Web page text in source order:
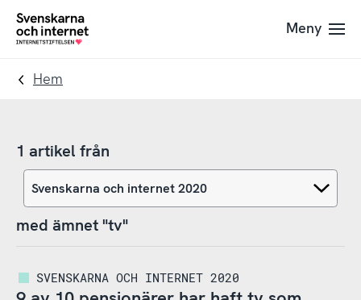
Till
navigation
Till
innehåll
To
Meny
Hem
1 artikel från
med ämnet "tv"
SVENSKARNA OCH INTERNET 2020